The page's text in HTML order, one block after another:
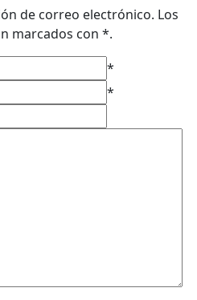
de correo electrónico. Los
marcados con *.
*
*